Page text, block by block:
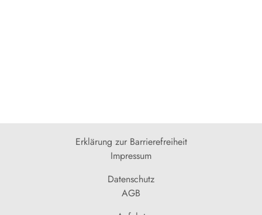
Erklärung zur Barrierefreiheit
Impressum
Datenschutz
AGB